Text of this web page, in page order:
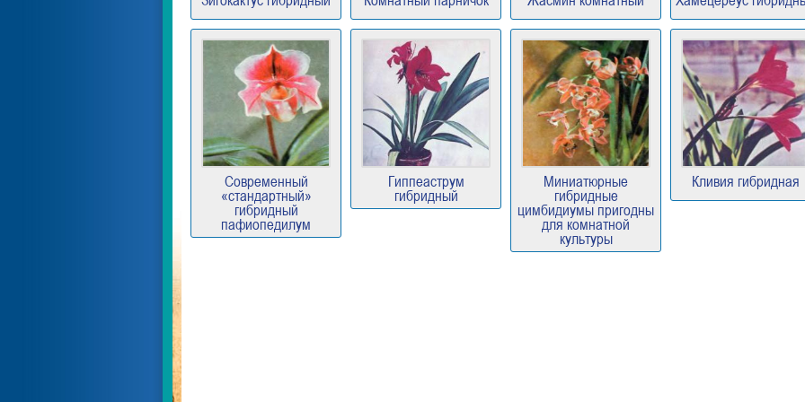
Современный
«стандартный»
гибридный
пафиопедилум
Гиппеаструм
гибридный
Миниатюрные
гибридные
цимбидиумы пригодны
для комнатной
культуры
Кливия гибридная